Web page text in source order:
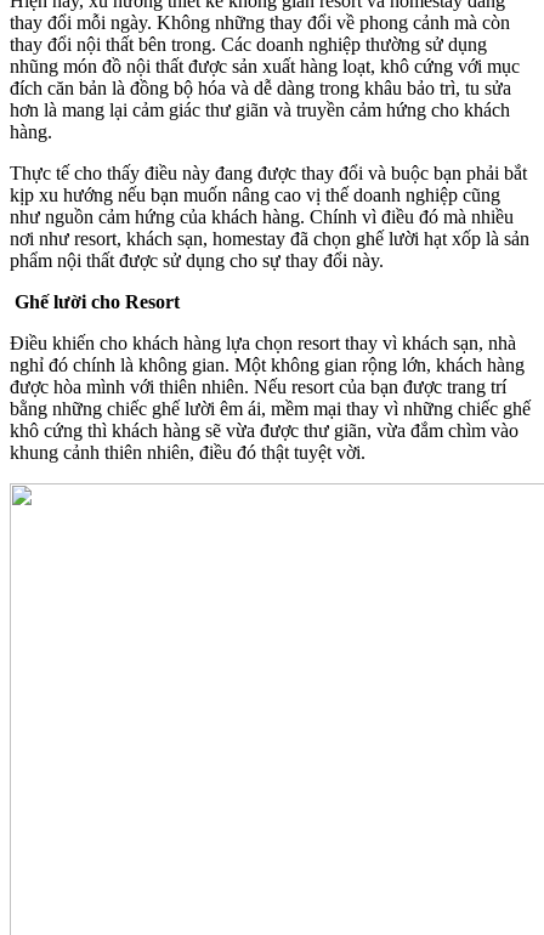
thay đổi mỗi ngày. Không những thay đổi về phong cảnh mà còn
thay đổi nội thất bên trong. Các doanh nghiệp thường sử dụng
nhũng món đồ nội thất được sản xuất hàng loạt, khô cứng với mục
đích căn bản là đồng bộ hóa và dễ dàng trong khâu bảo trì, tu sửa
hơn là mang lại cảm giác thư giãn và truyền cảm hứng cho khách
hàng.
Thực tế cho thấy điều này đang được thay đổi và buộc bạn phải bắt
kịp xu hướng nếu bạn muốn nâng cao vị thế doanh nghiệp cũng
như nguồn cảm hứng của khách hàng. Chính vì điều đó mà nhiều
nơi như resort, khách sạn, homestay đã chọn ghế lười hạt xốp là sản
phẩm nội thất được sử dụng cho sự thay đổi này.
Ghế lười cho Resort
Điều khiến cho khách hàng lựa chọn resort thay vì khách sạn, nhà
nghỉ đó chính là không gian. Một không gian rộng lớn, khách hàng
được hòa mình với thiên nhiên. Nếu resort của bạn được trang trí
bằng những chiếc ghế lười êm ái, mềm mại thay vì những chiếc ghế
khô cứng thì khách hàng sẽ vừa được thư giãn, vừa đắm chìm vào
khung cảnh thiên nhiên, điều đó thật tuyệt vời.